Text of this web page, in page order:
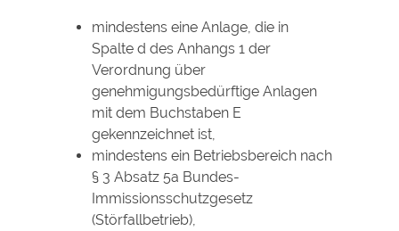
mindestens eine Anlage, die in
Spalte d des Anhangs 1 der
Verordnung über
genehmigungsbedürftige Anlagen
mit dem Buchstaben E
gekennzeichnet ist,
mindestens ein Betriebsbereich nach
§ 3 Absatz 5a Bundes-
Immissionsschutzgesetz
(Störfallbetrieb),